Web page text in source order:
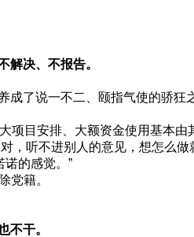
决、不报告。
了说一不二、颐指气使的骄
目安排、大额资金使用基本由
，听不进别人的意见，想怎么
诺的感觉。”
党籍。
不干。